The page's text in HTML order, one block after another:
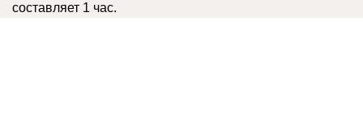
составляет 1 час.